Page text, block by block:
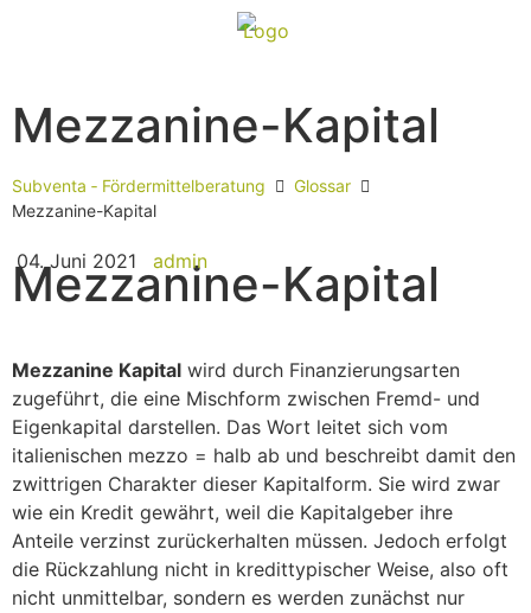
Mezzanine-Kapital
Subventa ‐ Fördermittelberatung
Glossar
Mezzanine-Kapital
04. Juni 2021 admin
Mezzanine-Kapital
Mezzanine Kapital wird durch Finanzierungsarten
zugeführt, die eine Mischform zwischen Fremd- und
Eigenkapital darstellen. Das Wort leitet sich vom
italienischen mezzo = halb ab und beschreibt damit den
zwittrigen Charakter dieser Kapitalform. Sie wird zwar
wie ein Kredit gewährt, weil die Kapitalgeber ihre
Anteile verzinst zurückerhalten müssen. Jedoch erfolgt
die Rückzahlung nicht in kredittypischer Weise, also oft
nicht unmittelbar, sondern es werden zunächst nur